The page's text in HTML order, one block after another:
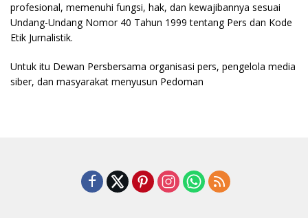
profesional, memenuhi fungsi, hak, dan kewajibannya sesuai
Undang-Undang Nomor 40 Tahun 1999 tentang Pers dan Kode
Etik Jurnalistik.
Untuk itu Dewan Persbersama organisasi pers, pengelola media
siber, dan masyarakat menyusun Pedoman